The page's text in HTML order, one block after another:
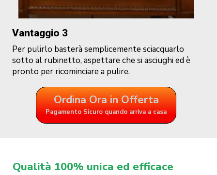
Vantaggio 3
Per pulirlo basterà semplicemente sciacquarlo
sotto al rubinetto, aspettare che si asciughi ed è
pronto per ricominciare a pulire.
Ordina Ora in Offerta
Pagamento Sicuro quando arriva a casa
Qualità 100% unica ed efficace